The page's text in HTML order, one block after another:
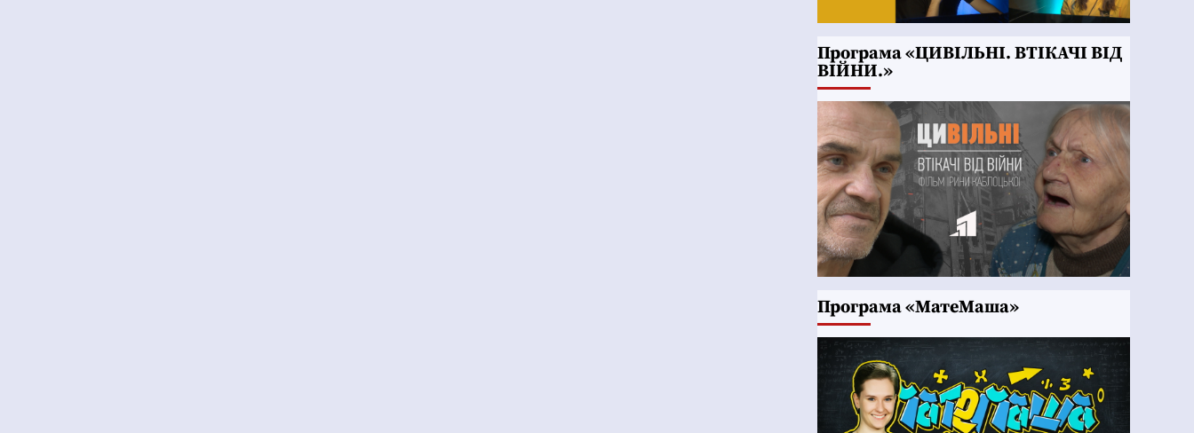
Програма «ЦИВІЛЬНІ. ВТІКАЧІ ВІД
ВІЙНИ.»
Програма «МатеМаша»